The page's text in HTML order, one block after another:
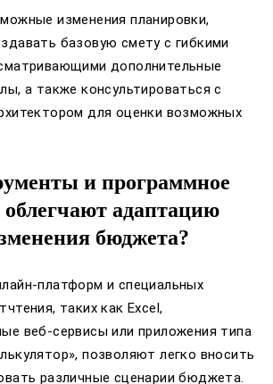
изменения планировки,
базовую смету с гибкими
дополнительные
а также консультироваться с
для оценки возможных
и программное
облегчают адаптацию
бюджета?
платформ и специальных
таких как Excel,
веб-сервисы или приложения типа
позволяют легко вносить
различные сценарии бюджета.